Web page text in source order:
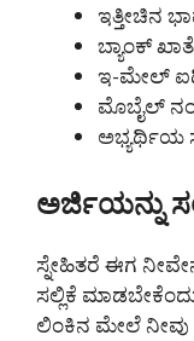
ಇತ್ತೀಚಿನ
ಬ್ಯಾಂಕ್
ಇ-ಮೇಲ್
ಮೊಬೈಲ್
ಅಭ್ಯರ್ಥಿಯ
ಅರ್ಜಿಯನ್ನು
ಸ್ನೇಹಿತರೆ ಈಗ
ಸಲ್ಲಿಕೆ
ಲಿಂಕಿನ ಮೇಲೆ